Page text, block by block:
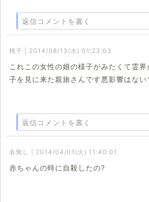
返信コメントを書く
桃子 | 2014/08/13(水) 01:23:03
これこの女性の娘の様子がみたくて霊
子を見に来た親旅さんです悪影響はない
返信コメントを書く
名無し | 2014/04/01(火) 11:40:01
赤ちゃんの時に自殺したの?